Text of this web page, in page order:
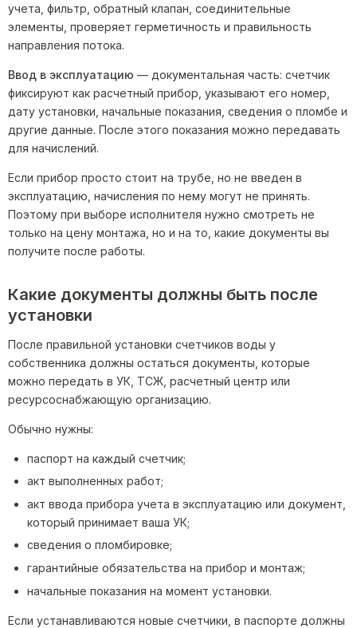
учета, фильтр, обратный клапан, соединительные
элементы, проверяет герметичность и правильность
направления потока.
Ввод в эксплуатацию — документальная часть: счетчик
фиксируют как расчетный прибор, указывают его номер,
дату установки, начальные показания, сведения о пломбе и
другие данные. После этого показания можно передавать
для начислений.
Если прибор просто стоит на трубе, но не введен в
эксплуатацию, начисления по нему могут не принять.
Поэтому при выборе исполнителя нужно смотреть не
только на цену монтажа, но и на то, какие документы вы
получите после работы.
Какие документы должны быть после
установки
После правильной установки счетчиков воды у
собственника должны остаться документы, которые
можно передать в УК, ТСЖ, расчетный центр или
ресурсоснабжающую организацию.
Обычно нужны:
паспорт на каждый счетчик;
акт выполненных работ;
акт ввода прибора учета в эксплуатацию или документ,
который принимает ваша УК;
сведения о пломбировке;
гарантийные обязательства на прибор и монтаж;
начальные показания на момент установки.
Если устанавливаются новые счетчики, в паспорте должны